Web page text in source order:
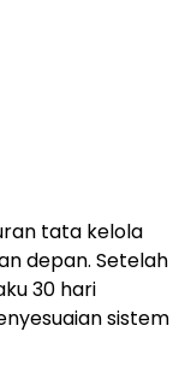
tata kelola
depan. Setelah
30 hari
sistem